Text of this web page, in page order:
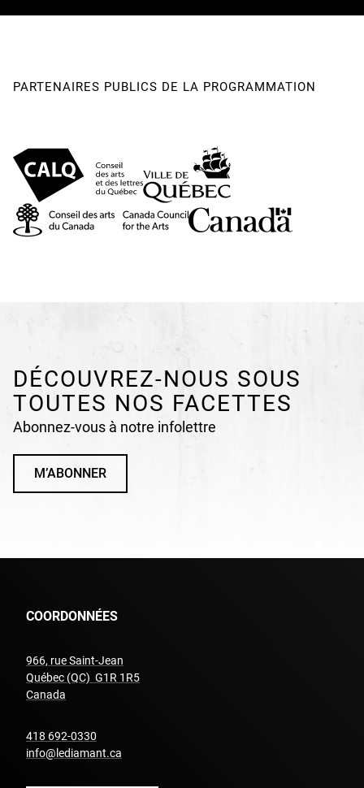
PARTENAIRES PUBLICS DE LA PROGRAMMATION
DÉCOUVREZ-NOUS SOUS
TOUTES NOS FACETTES
Abonnez-vous à notre infolettre
M’ABONNER
COORDONNÉES
966, rue Saint-Jean
Québec (QC) G1R 1R5
Canada
418 692-0330
info@lediamant.ca